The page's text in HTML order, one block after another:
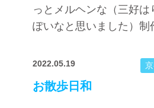
っとメルヘンな（三好は
ぽいなと思いました）
2022.05.19
お散歩日和